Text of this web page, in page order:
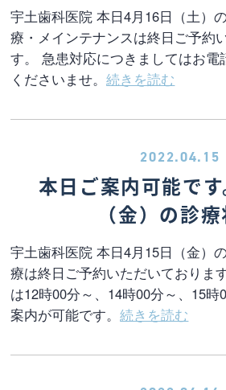
宇土歯科医院 本日4月16日（土）
療・メインテナンスは終日ご予約
す。 急患対応につきましてはお電
くださいませ。続きを読む
2022.04.15
本日ご案内可能で
（金）の診
宇土歯科医院 本日4月15日（金）
療は終日ご予約いただいておりま
は12時00分～、14時00分～、15
案内が可能です。続きを読む